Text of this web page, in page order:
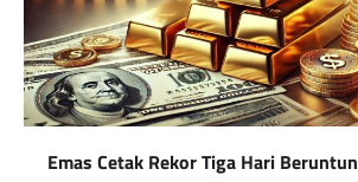
Emas Cetak Rekor Tiga Hari Beruntun